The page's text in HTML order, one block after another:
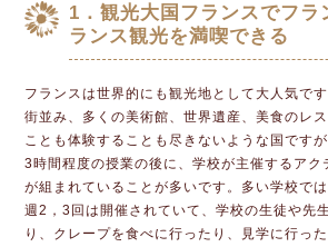
1．観光大国フランスでフラ
ランス観光を満喫できる
フランスは世界的にも観光地として大人気で
街並み、多くの美術館、世界遺産、美食のレ
ことも体験することも尽きないような国です
3時間程度の授業の後に、学校が主催するアク
が組まれていることが多いです。多い学校で
週2，3回は開催されていて、学校の生徒や先
り、クレープを食べに行ったり、見学に行っ